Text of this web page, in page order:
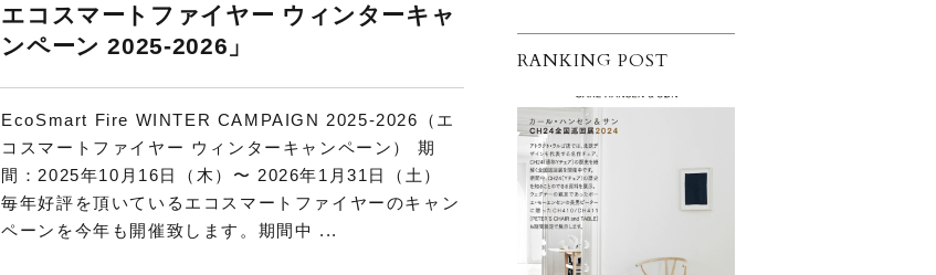
エコスマートファイヤー ウィンターキャ
ンペーン 2025-2026」
EcoSmart Fire WINTER CAMPAIGN 2025-2026（エ
コスマートファイヤー ウィンターキャンペーン） 期
間：2025年10月16日（木）〜 2026年1月31日（土）
毎年好評を頂いているエコスマートファイヤーのキャン
ペーンを今年も開催致します。期間中 ...
RANKING POST